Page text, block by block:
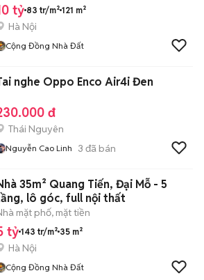
tỷ 83 tr/m² 121 m²
Hà Nội
Cộng Đồng Nhà Đất
nghe Oppo Enco Air4i Đen
đ
Thái Nguyên
Nguyễn Cao Linh 3 đã bán
35m² Quang Tiến, Đại Mỗ - 5
lô góc, full nội thất
mặt phố, mặt tiền
tỷ 143 tr/m² 35 m²
Hà Nội
Cộng Đồng Nhà Đất